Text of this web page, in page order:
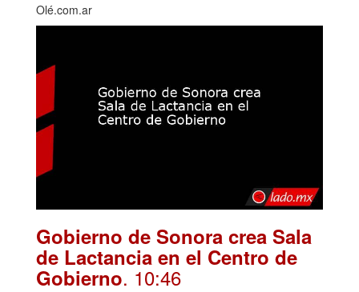
Olé.com.ar
Gobierno de Sonora crea Sala
de Lactancia en el Centro de
Gobierno. 10:46